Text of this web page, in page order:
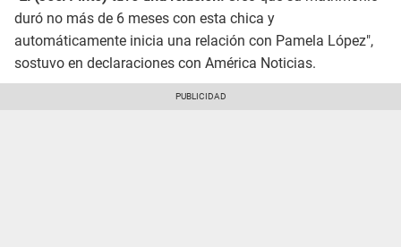
duró no más de 6 meses con esta chica y
automáticamente inicia una relación con Pamela López",
sostuvo en declaraciones con América Noticias.